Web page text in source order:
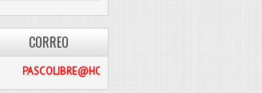
CORREO
PASCOLIBRE@HOTMAIL.COM